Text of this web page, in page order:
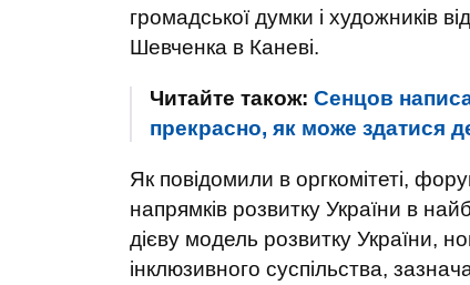
громадської думки і художників
Шевченка в Каневі.
Читайте також: Сенцов
прекрасно, як може здатися
Як повідомили в оргкомітеті,
напрямків розвитку України в
дієву модель розвитку України,
інклюзивного суспільства,